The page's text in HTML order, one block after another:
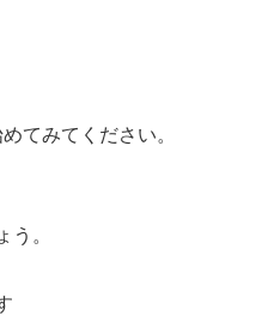
てみてください。
う。